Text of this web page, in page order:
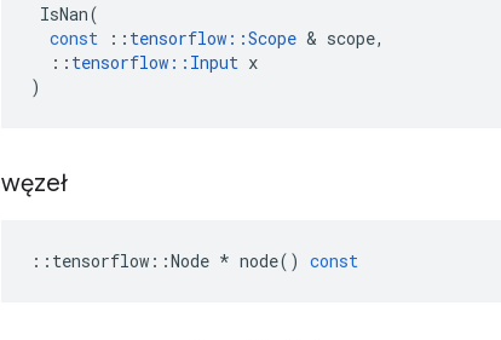
IsNan(
const
:: tensorflow ::Scope & scope,
:: tensorflow :: Input x
)
węzeł
:: tensorflow ::Node * node() const